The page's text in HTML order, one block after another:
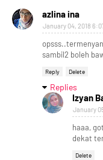
azlina ina
January 04, 2018
sambil2 boleh
Reply Delete
Replies
Izyan
January
haaa,
dekat
Delete